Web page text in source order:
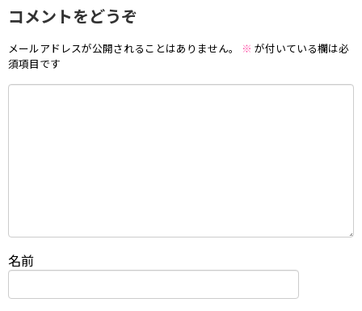
コメントをどうぞ
メールアドレスが公開されることはありません。 ※ が付いている欄は必
須項目です
名前